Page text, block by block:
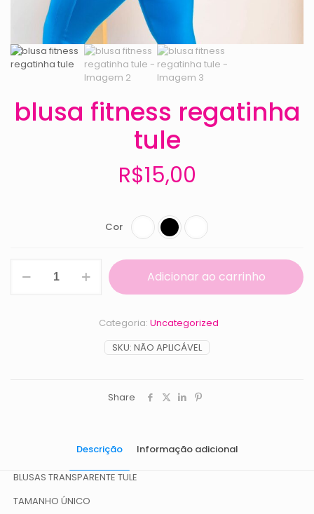
blusa fitness regatinha
tule
R$15,00
Cor
fitness
Adicionar ao carrinho
SKU: NÃO APLICÁVEL
Categoria: Uncategorized
Share
Descrição Informação adicional
BLUSAS TRANSPARENTE TULE
TAMANHO ÚNICO